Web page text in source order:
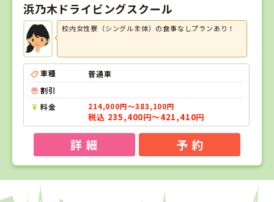
浜乃木ドライビングスクール
校内女性寮（シングル主体）の食事なしプランあり！
車種
普通車
割引
料金
214,000円～383,100円
税込 235,400円～421,410円
詳 細 予 約
1